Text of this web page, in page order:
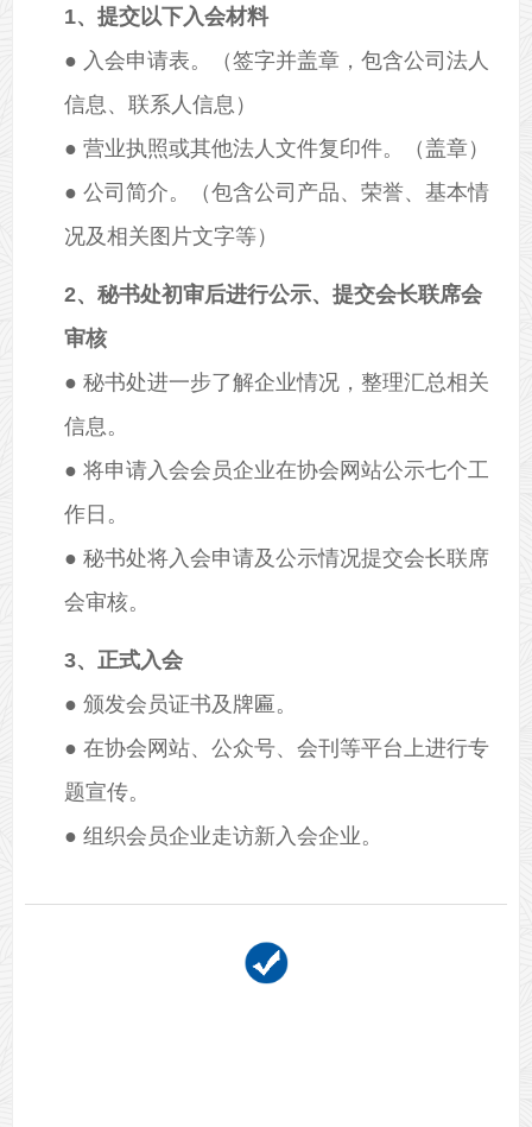
1、提交以下入会材料
● 入会申请表。（签字并盖章，包含公司法人
信息、联系人信息）
● 营业执照或其他法人文件复印件。（盖章）
● 公司简介。（包含公司产品、荣誉、基本情
况及相关图片文字等）
2、秘书处初审后进行公示、提交会长联席会
审核
● 秘书处进一步了解企业情况，整理汇总相关
信息。
● 将申请入会会员企业在协会网站公示七个工
作日。
● 秘书处将入会申请及公示情况提交会长联席
会审核。
3、正式入会
● 颁发会员证书及牌匾。
● 在协会网站、公众号、会刊等平台上进行专
题宣传。
● 组织会员企业走访新入会企业。